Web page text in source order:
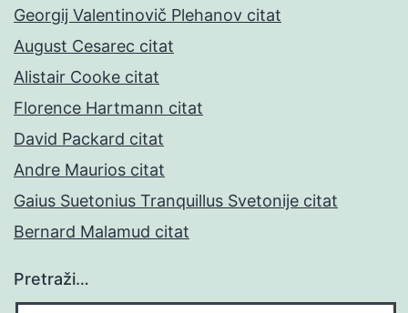
Georgij Valentinovič Plehanov citat
August Cesarec citat
Alistair Cooke citat
Florence Hartmann citat
David Packard citat
Andre Maurios citat
Gaius Suetonius Tranquillus Svetonije citat
Bernard Malamud citat
Pretraži…